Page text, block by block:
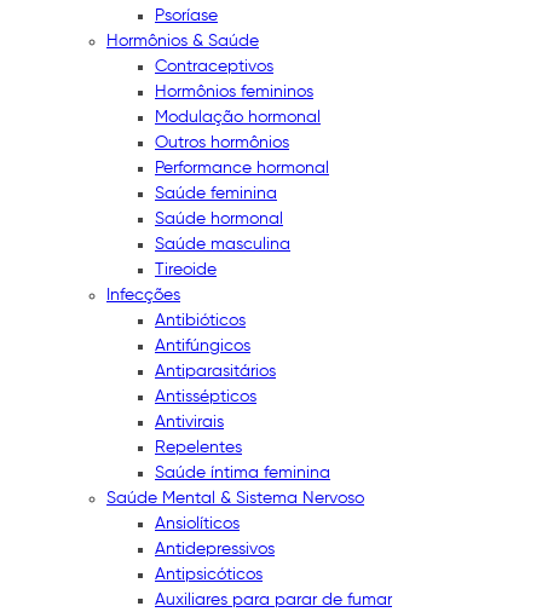
Psoríase
Hormônios & Saúde
Contraceptivos
Hormônios femininos
Modulação hormonal
Outros hormônios
Performance hormonal
Saúde feminina
Saúde hormonal
Saúde masculina
Tireoide
Infecções
Antibióticos
Antifúngicos
Antiparasitários
Antissépticos
Antivirais
Repelentes
Saúde íntima feminina
Saúde Mental & Sistema Nervoso
Ansiolíticos
Antidepressivos
Antipsicóticos
Auxiliares para parar de fumar